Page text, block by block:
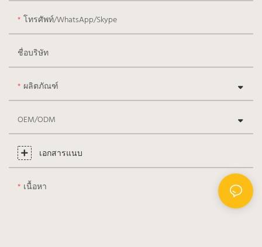
โทรศัพท์/WhatsApp/Skype
ชื่อบริษัท
ผลิตภัณฑ์
OEM/ODM
เอกสารแนบ
เนื้อหา